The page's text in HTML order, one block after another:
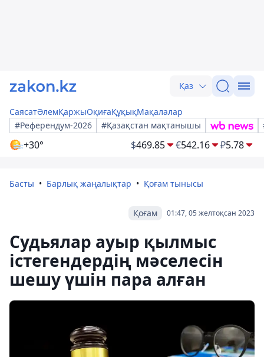
Қаз
СаясатӘлемҚаржыОқиғаҚұқықМақалалар
#Референдум-2026
#Қазақстан мақтанышы
+30° $469.85 €542.16 ₽5.78
Басты Барлық жаңалықтар Қоғам тынысы
01:47, 05 желтоқсан 2023
Қоғам
Судьялар ауыр қылмыс
істегендердің мәселесін
шешу үшін пара алған